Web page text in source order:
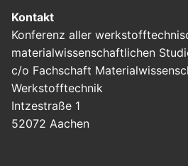
Kontakt
Konferenz aller
materialwissenschaftlichen
c/o Fachschaft
Werkstofftechnik
Intzestraße 1
52072 Aachen